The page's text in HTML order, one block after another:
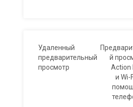
Удаленный
предварительный
просмотр
й
Action
и Wi-